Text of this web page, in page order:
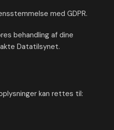
med GDPR.
behandling af dine
Datatilsynet.
kan rettes til: